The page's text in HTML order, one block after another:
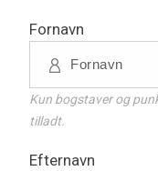
Fornavn
Kun bogstaver og
tilladt.
Efternavn